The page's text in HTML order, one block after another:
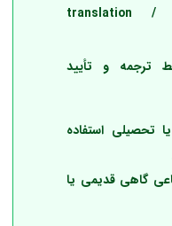
translation /
ترجمه و تأیید
تحصیلی استفاده
گاهی قدیمی یا